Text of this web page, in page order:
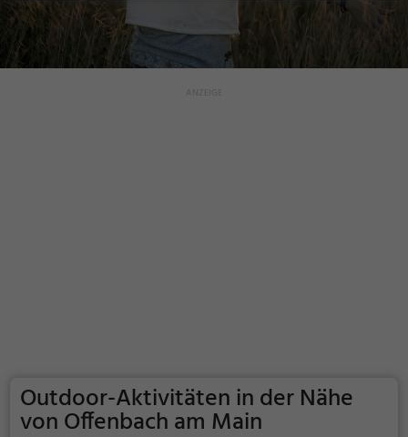
Outdoor-Aktivitäten in der Nähe
von Offenbach am Main